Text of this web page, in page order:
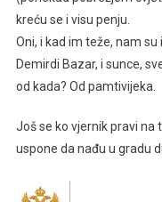
kreću se i visu penju.
Oni, i kad im teže, nam su
Demirdi Bazar, i sunce,
od kada? Od pamtivijeka.
Još se ko vjernik pravi na
uspone da nađu u gradu